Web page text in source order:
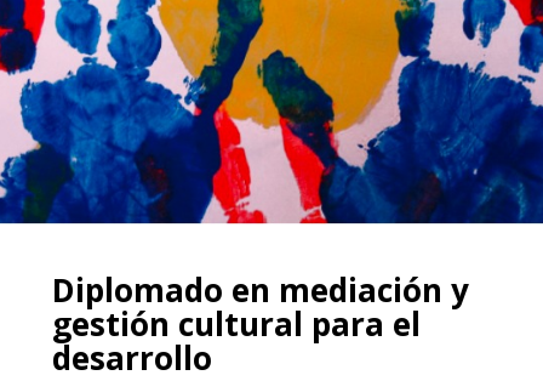
Diplomado en mediación y
gestión cultural para el
desarrollo